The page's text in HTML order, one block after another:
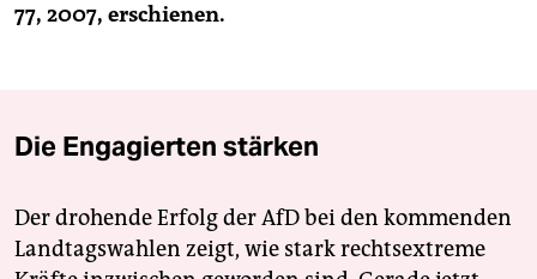
77, 2007, erschienen.
Die Engagierten stärken
Der drohende Erfolg der AfD bei den kommenden
Landtagswahlen zeigt, wie stark rechtsextreme